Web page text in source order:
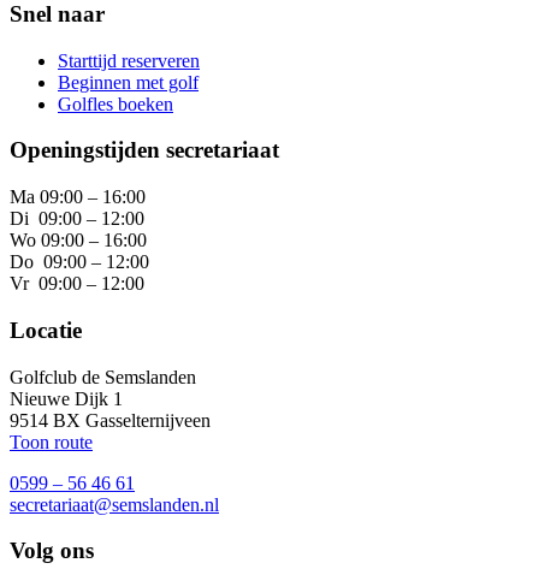
Snel naar
Starttijd reserveren
Beginnen met golf
Golfles boeken
Openingstijden secretariaat
Ma 09:00 – 16:00
Di 09:00 – 12:00
Wo 09:00 – 16:00
Do 09:00 – 12:00
Vr 09:00 – 12:00
Locatie
Golfclub de Semslanden
Nieuwe Dijk 1
9514 BX Gasselternijveen
Toon route
0599 – 56 46 61
secretariaat@semslanden.nl
Volg ons